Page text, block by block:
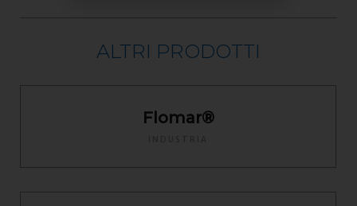
ALTRI PRODOTTI
Flomar®